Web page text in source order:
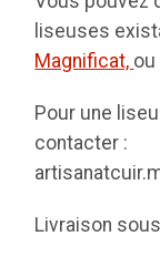
liseuses
Magnificat, ou
Pour une
contacter :
Livraison